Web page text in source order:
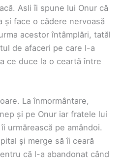
Asli îi spune lui Onur că
și face o cădere nervoasă
acestor întâmplări, tatăl
de afaceri pe care l-a
ce duce la o ceartă între
La înmormântare,
și pe Onur iar fratele lui
urmărească pe amândoi.
și merge să îi ceară
că l-a abandonat când